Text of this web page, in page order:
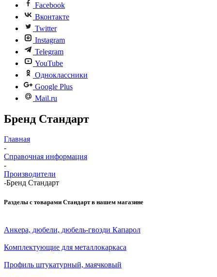
Facebook
Вконтакте
Twitter
Instagram
Telegram
YouTube
Одноклассники
Google Plus
Mail.ru
Бренд Стандарт
Главная
-
Справочная информация
-
Производители
-Бренд Стандарт
Разделы с товарами Стандарт в нашем магазине
Анкера, дюбели, дюбель-гвозди Капарол
Комплектующие для металлокаркаса
Профиль штукатурный, маячковый